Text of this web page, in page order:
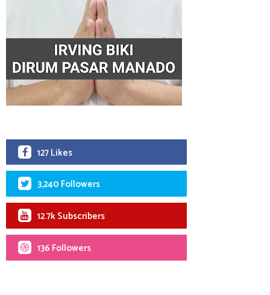
127 Likes
3,240 Followers
12.7k Subscribers
136 Followers